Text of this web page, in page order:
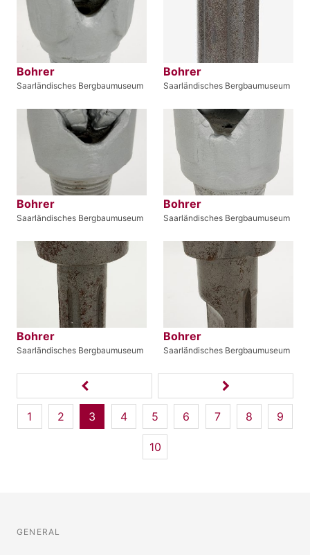
Bohrer
Saarländisches Bergbaumuseum
Bohrer
Saarländisches Bergbaumuseum
Bohrer
Saarländisches Bergbaumuseum
Bohrer
Saarländisches Bergbaumuseum
Bohrer
Saarländisches Bergbaumuseum
Bohrer
Saarländisches Bergbaumuseum
1 2 3 4 5 6 7 8 9
10
GENERAL